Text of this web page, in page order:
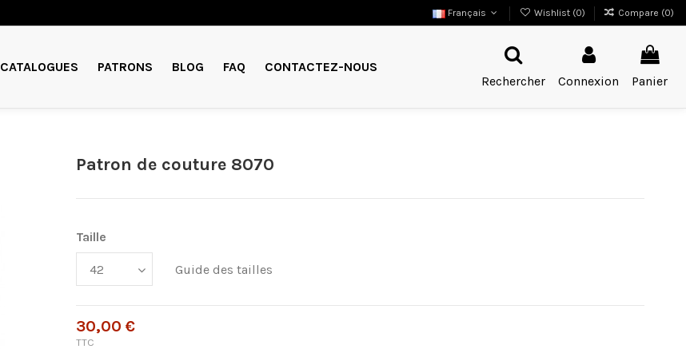
Français Wishlist (0) Compare (0)
CATALOGUES PATRONS BLOG FAQ
CONTACTEZ-NOUS
Rechercher
Connexion Panier
Patron de couture 8070
Taille
Guide des tailles
30,00 €
TTC